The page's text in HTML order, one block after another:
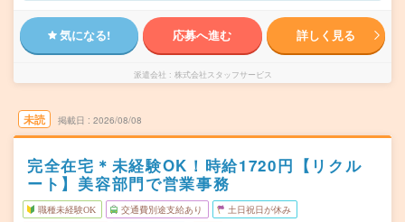
気になる! 応募へ進む 詳しく見る
派遣会社 株式会社スタッフサービス
未読 掲載日 2026/08/08
完全在宅＊未経験OK！時給1720円【リクル
ート】美容部門で営業事務
職種未経験OK 交通費別途支給あり 土日祝日が休み